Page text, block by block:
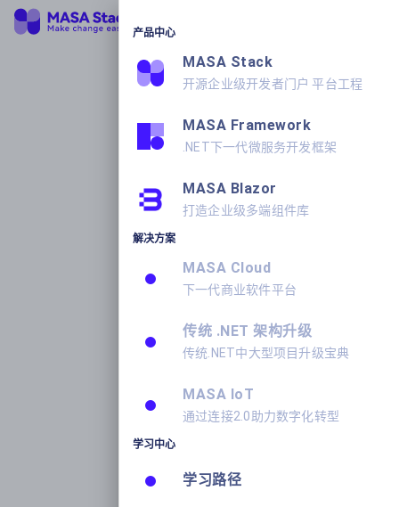
产品中心
MASA Stack
开源企业级开发者门户 平台工程
MASA Framework
.NET下一代微服务开发框架
MASA Blazor
打造企业级多端组件库
解决方案
MASA Cloud
下一代商业软件平台
传统 .NET 架构升级
传统.NET中大型项目升级宝典
MASA IoT
通过连接2.0助力数字化转型
学习中心
学习路径